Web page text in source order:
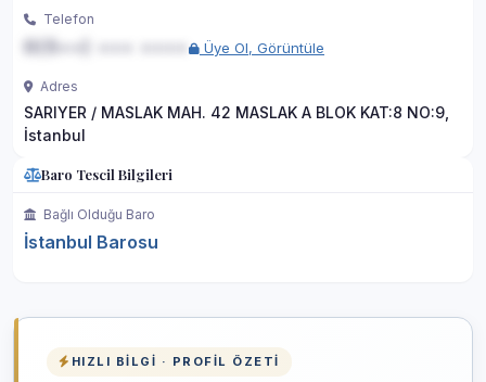
Telefon
Üye Ol, Görüntüle
Adres
SARIYER / MASLAK MAH. 42 MASLAK A BLOK KAT:8 NO:9,
İstanbul
Baro Tescil Bilgileri
Bağlı Olduğu Baro
İstanbul Barosu
HIZLI BILGI · PROFIL ÖZETI